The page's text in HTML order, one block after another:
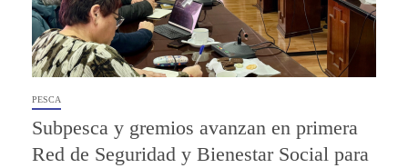
PESCA
Subpesca y gremios avanzan en primera
Red de Seguridad y Bienestar Social para